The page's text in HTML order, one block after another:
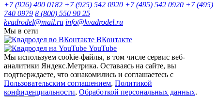
+7 (926) 400 0182 +7 (925) 542 0920 +7 (495) 542 0920 +7 (495)
740 0979 8 (800) 550 90 25
kvadrodel@mail.ru info@kvadrodel.ru
Мы в сети
ВКонтакте
YouTube
Мы используем cookie-файлы, в том числе сервис веб-
аналитики Яндекс.Метрика. Оставаясь на сайте, вы
подтверждаете, что ознакомились и соглашаетесь с
Пользовательским соглашением, Политикой
конфиденциальности, Обработкой персональных данных.